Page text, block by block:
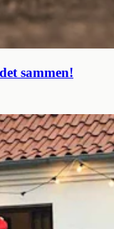
sammen!